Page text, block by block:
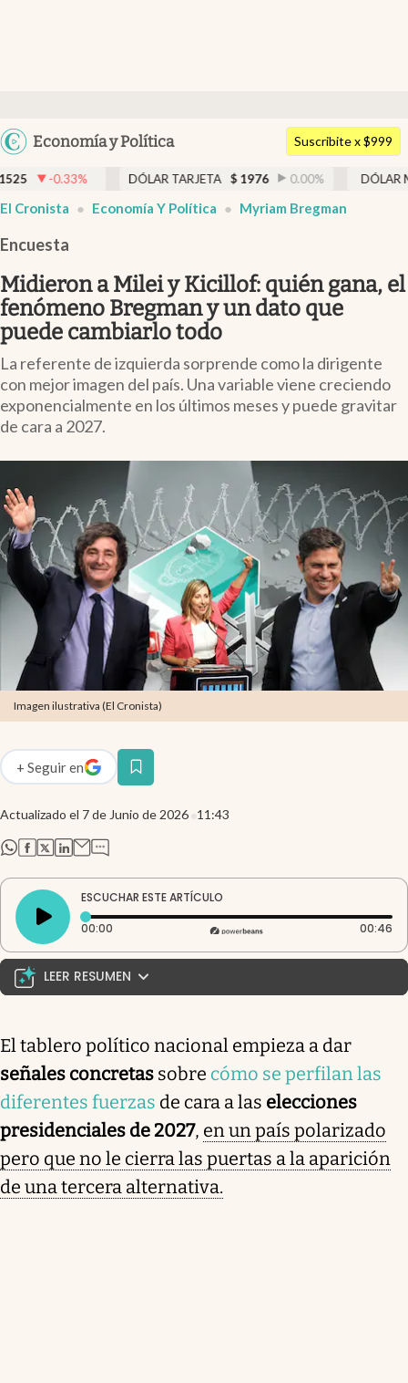
Argentina
Economía y Política
Members
Economía y Política
Finanzas y Mercados
Mercados Online
Negocios
Columnistas
Apertura
Infotechnology
Clima
Mundial 2026
Eventos Corporativos
El Cronista Studio
Mediakit
abre en nueva pestaña
Argentina
Suscribite x $999
DÓLAR TARJETA $1976 0.00% DÓLAR MEP $
El Cronista Economía Y Política Myriam Bregman
Encuesta
Midieron a Milei y Kicillof: quién gana, el
fenómeno Bregman y un dato que
puede cambiarlo todo
La referente de izquierda sorprende como la dirigente
con mejor imagen del país. Una variable viene creciendo
exponencialmente en los últimos meses y puede gravitar
de cara a 2027.
Imagen ilustrativa (El Cronista)
Actualizado el 7 de Junio de 2026 11:43
+ Seguiren
abre en nueva pestaña
abre en nueva pestaña
abre en nueva pestaña
abre en nueva pestaña
abre en nueva pestaña
ESCUCHAR ESTE ARTÍCULO
00:00 Tiempo transcurrido: 0 segundos 00:46
LEER RESUMEN
escenario electoral para 2027 muestra a Javier Milei
a la cabeza con un 36,5% de intención de voto,
seguido por Axel Kicillof con 29,9%. Sin embargo, la
excandidata Bregman destaca con una imagen
positiva del 42,3%, aunque sólo alcanza un 14,6% en
intención de voto. Esta disociación sugiere un
electorado joven y progresista que responde a la
El tablero político nacional empieza a dar
señales concretas sobre cómo se perfilan las
diferentes fuerzas de cara a las elecciones
presidenciales de 2027, en un país polarizado
pero que no le cierra las puertas a la aparición
de una tercera alternativa.